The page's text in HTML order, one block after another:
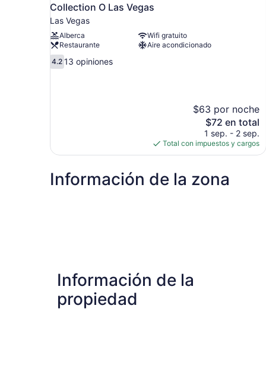
Collection O Las Vegas
Las Vegas
Alberca
Wifi gratuito
Restaurante
Aire acondicionado
4.2
de
4.2 13 opiniones
$63 por noche
El
precio
actual
es
$72
$72 en total
1 sep. - 2 sep.
Total con impuestos y cargos
Información de la zona
Información de la
propiedad